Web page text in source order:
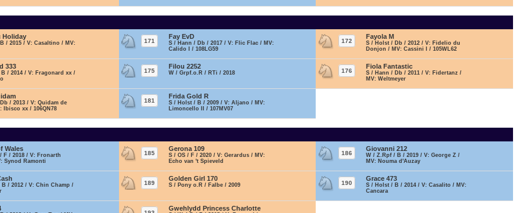
Holiday
/ 2015 / V: Casaltino / MV:
171
Fay EvD
S / Hann / Db / 2017 / V: Flic Flac / MV:
Calido I / 108LG59
172
Fayola M
S / Holst / Db / 2012 / V: Fidelio du
Donjon / MV: Cassini I / 105WL62
333
B / 2014 / V: Fragonard xx /
175
Filou 2252
W / Grpf.o.R / RTi / 2018 176
Fiola Fantastic
S / Hann / Db / 2011 / V: Fidertanz /
MV: Weltmeyer
/ 2013 / V: Quidam de
Ibisco xx / 106QN78
181
Frida Gold R
S / Holst / B / 2009 / V: Aljano / MV:
Limoncello II / 107MV07
Wales
F / 2018 / V: Fronarth
Synod Ramonti
185
Gerona 109
S / OS / F / 2020 / V: Gerardus / MV:
Echo van 't Spieveld
186
Giovanni 212
W / Z.Rpf / B / 2019 / V: George Z /
MV: Nouma d'Auzay
/ 2012 / V: Chin Champ /
189
Golden Girl 170
S / Pony o.R / Falbe / 2009 190
Grace 473
S / Holst / B / 2014 / V: Casalito / MV:
Cancara
Gwehlydd Princess Charlotte